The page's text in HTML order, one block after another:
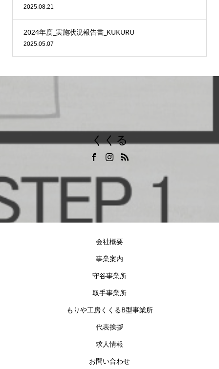
2025.08.21
2024年度_実施状況報告書_KUKURU
2025.05.07
くくる
会社概要
事業案内
守谷事業所
取手事業所
もりや工房くくるB型事業所
代表挨拶
求人情報
お問い合わせ